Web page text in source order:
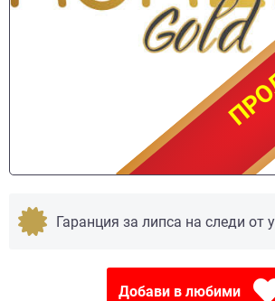
Гаранция за липса на следи от
Добави в любими